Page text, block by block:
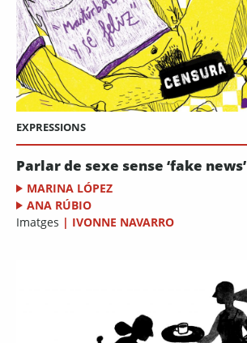
EXPRESSIONS
Parlar de sexe sense ‘fake news’
MARINA LÓPEZ
ANA RÚBIO
Imatges | IVONNE NAVARRO